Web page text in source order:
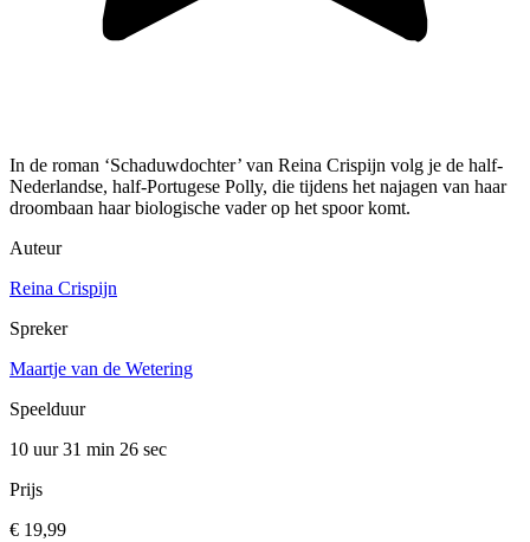
In de roman ‘Schaduwdochter’ van Reina Crispijn volg je de half-
Nederlandse, half-Portugese Polly, die tijdens het najagen van haar
droombaan haar biologische vader op het spoor komt.
Auteur
Reina Crispijn
Spreker
Maartje van de Wetering
Speelduur
10 uur 31 min 26 sec
Prijs
€ 19,99